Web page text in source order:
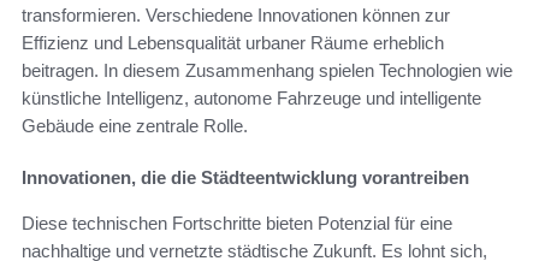
transformieren. Verschiedene Innovationen können zur
Effizienz und Lebensqualität urbaner Räume erheblich
beitragen. In diesem Zusammenhang spielen Technologien wie
künstliche Intelligenz, autonome Fahrzeuge und intelligente
Gebäude eine zentrale Rolle.
Innovationen, die die Städteentwicklung vorantreiben
Diese technischen Fortschritte bieten Potenzial für eine
nachhaltige und vernetzte städtische Zukunft. Es lohnt sich,